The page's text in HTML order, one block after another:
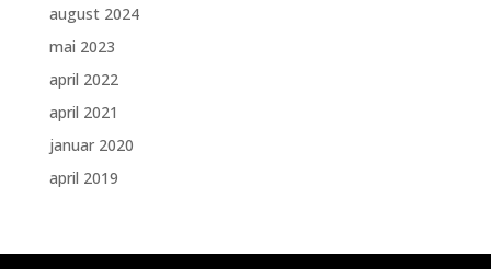
august 2024
mai 2023
april 2022
april 2021
januar 2020
april 2019